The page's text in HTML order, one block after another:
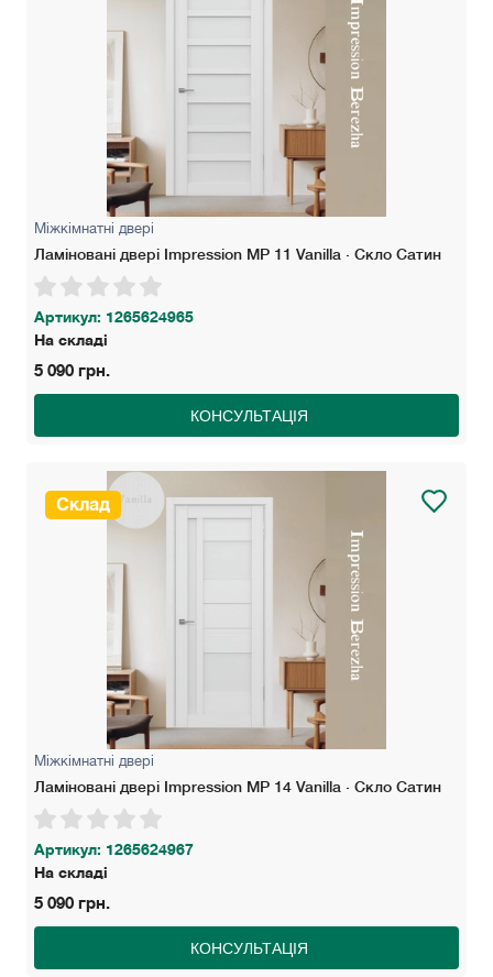
Міжкімнатні двері
Ламіновані двері Impression MP 11 Vanilla · Скло Сатин
Артикул: 1265624965
На складі
5 090 грн.
КОНСУЛЬТАЦІЯ
Склад
Міжкімнатні двері
Ламіновані двері Impression MP 14 Vanilla · Скло Сатин
Артикул: 1265624967
На складі
5 090 грн.
КОНСУЛЬТАЦІЯ